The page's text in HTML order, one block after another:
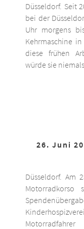
Düsseldorf. Seit
bei der
Uhr morgens
Kehrmaschine
diese frühen
würde sie
26. Juni
Düsseldorf. Am